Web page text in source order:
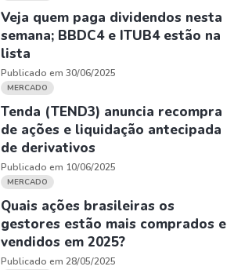
Veja quem paga dividendos nesta
semana; BBDC4 e ITUB4 estão na
lista
Publicado em 30/06/2025
MERCADO
Tenda (TEND3) anuncia recompra
de ações e liquidação antecipada
de derivativos
Publicado em 10/06/2025
MERCADO
Quais ações brasileiras os
gestores estão mais comprados e
vendidos em 2025?
Publicado em 28/05/2025